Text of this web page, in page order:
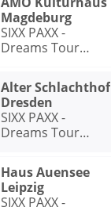
Magdeburg
SIXX PAXX -
Dreams Tour
Alter Schlachthof
Dresden
SIXX PAXX -
Dreams Tour
Haus Auensee
Leipzig
SIXX PAXX -